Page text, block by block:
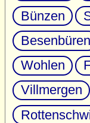
Bünzen
Besenbüren
Wohlen
Villmergen